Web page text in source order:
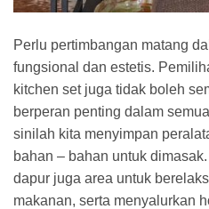
Perlu pertimbangan matang
fungsional dan estetis.
kitchen set juga tidak boleh
berperan penting dalam
sinilah kita menyimpan
bahan – bahan untuk
dapur juga area untuk
makanan, serta menyalurkan